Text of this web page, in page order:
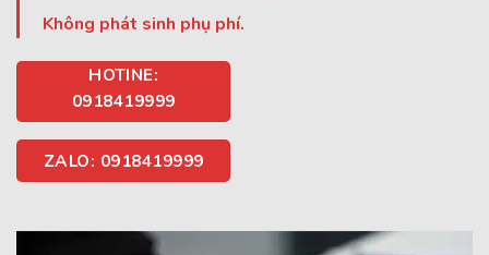
Không phát sinh phụ phí.
HOTINE:
0918419999
ZALO: 0918419999